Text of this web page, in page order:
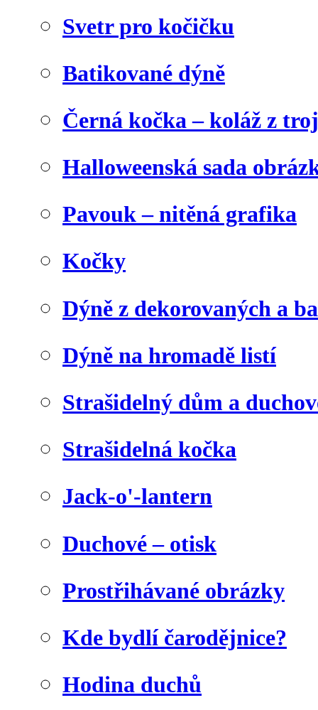
Svetr pro kočičku
Batikované dýně
Černá kočka – koláž z
Halloweenská sada
Pavouk – nitěná grafika
Kočky
Dýně z dekorovaných a
Dýně na hromadě listí
Strašidelný dům a
Strašidelná kočka
Jack-o'-lantern
Duchové – otisk
Prostřihávané obrázky
Kde bydlí čarodějnice?
Hodina duchů